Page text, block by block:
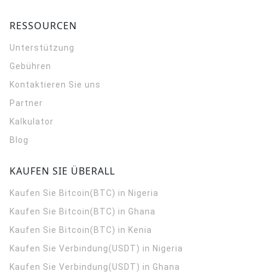
RESSOURCEN
Unterstützung
Gebühren
Kontaktieren Sie uns
Partner
Kalkulator
Blog
KAUFEN SIE ÜBERALL
Kaufen Sie Bitcoin(BTC) in Nigeria
Kaufen Sie Bitcoin(BTC) in Ghana
Kaufen Sie Bitcoin(BTC) in Kenia
Kaufen Sie Verbindung(USDT) in Nigeria
Kaufen Sie Verbindung(USDT) in Ghana